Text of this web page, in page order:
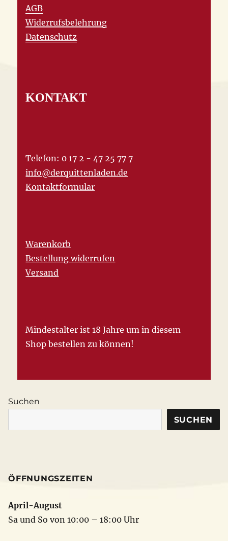
AGB
Widerrufsbelehrung
Datenschutz
KONTAKT
Telefon: 0 17 2 - 47 25 77 7
info@derquittenladen.de
Kontaktformular
Warenkorb
Bestellung widerrufen
Versand
Mindestalter ist 18 Jahre um in diesem
Shop bestellen zu können!
Suchen
SUCHEN
ÖFFNUNGSZEITEN
April-August
Sa und So von 10:00 – 18:00 Uhr